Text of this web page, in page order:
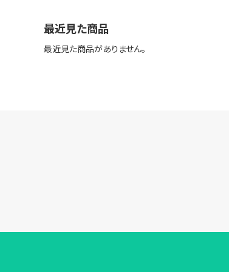
最近見た商品
最近見た商品がありません。